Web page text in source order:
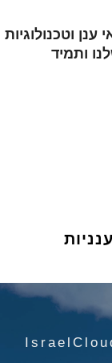
וטכנולוגיות
ותמיד